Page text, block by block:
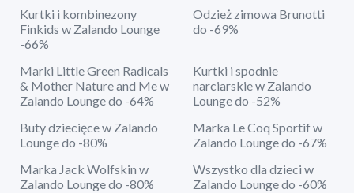
Kurtki i kombinezony
Finkids w Zalando Lounge
-66%
Odzież zimowa Brunotti
do -69%
Marki Little Green Radicals
& Mother Nature and Me w
Zalando Lounge do -64%
Kurtki i spodnie
narciarskie w Zalando
Lounge do -52%
Buty dziecięce w Zalando
Lounge do -80%
Marka Le Coq Sportif w
Zalando Lounge do -67%
Marka Jack Wolfskin w
Zalando Lounge do -80%
Wszystko dla dzieci w
Zalando Lounge do -60%